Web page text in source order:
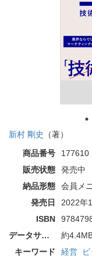
新村 剛史
（著）
商品番号
177610
販売状態
発売中
納品形態
会員メ
発売日
2022年
ISBN
データサイズ
約
キーワード
経営